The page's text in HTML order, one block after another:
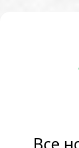
Все
Вайоминга. В
резервный
бирже Kraken
мастер-
к платежной